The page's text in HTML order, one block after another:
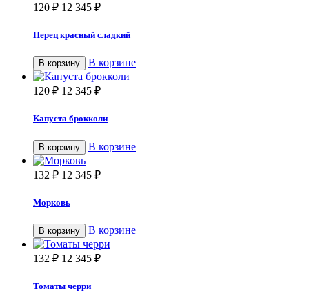
120 ₽ 12 345 ₽
Перец красный сладкий
В корзину В корзине
120 ₽ 12 345 ₽
Капуста брокколи
В корзину В корзине
132 ₽ 12 345 ₽
Морковь
В корзину В корзине
132 ₽ 12 345 ₽
Томаты черри